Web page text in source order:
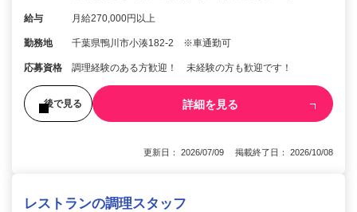
給与 月給270,000円以上
勤務地 千葉県鴨川市小湊182-2 ※車通勤可
応募資格 調理経験のある方歓迎！ 未経験の方も歓迎です！
後で見る 詳細を見る
更新日： 2026/07/09 掲載終了日： 2026/10/08
レストランの調理スタッフ